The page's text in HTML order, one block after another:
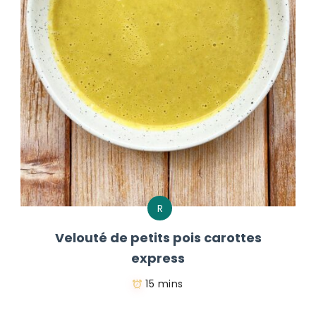
R
Velouté de petits pois carottes
express
15 mins